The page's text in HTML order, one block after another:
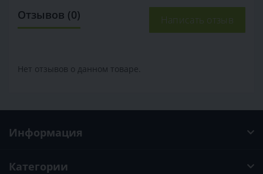
Отзывов (0) Написать отзыв
Нет отзывов о данном товаре.
Информация
Категории